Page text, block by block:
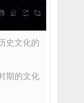
史文化的
期的文化